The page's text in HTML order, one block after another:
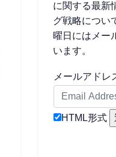
に関する最新
グ戦略につい
曜日にはメー
います。
メールアドレ
HTML形式